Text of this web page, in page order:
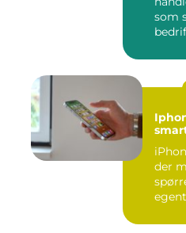
som
Iphone 14
der